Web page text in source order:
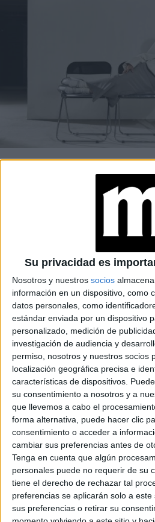
Su privacidad es
Nosotros y nuestros socios
información en un dispositivo, como
datos personales, como
estándar enviada por un dispositivo
personalizado, medición de
investigación de audiencia y
permiso, nosotros y nuestros socios
localización geográfica precisa e
características de dispositivos.
su consentimiento a nosotros y a
que llevemos a cabo el
forma alternativa, puede hacer clic
consentimiento o acceder a
cambiar sus preferencias antes de
Tenga en cuenta que algún
personales puede no requerir de su
tiene el derecho de rechazar tal
preferencias se aplicarán solo a
sus preferencias o retirar su
MODA23-09-
Conocé estas
zapatillas y se
Primero volvieron las Mary
deportivas. De las pasarelas
local, el nuevo híbrido entre
convertirse en el
MODA 16-09-